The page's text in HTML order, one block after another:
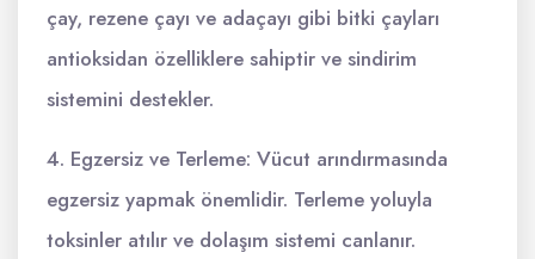
çay, rezene çayı ve adaçayı gibi bitki çayları
antioksidan özelliklere sahiptir ve sindirim
sistemini destekler.
4. Egzersiz ve Terleme: Vücut arındırmasında
egzersiz yapmak önemlidir. Terleme yoluyla
toksinler atılır ve dolaşım sistemi canlanır.